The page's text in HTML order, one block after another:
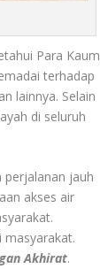
Para Kaum
terhadap
lainnya. Selain
di seluruh
perjalanan jauh
akses air
masyarakat.
Akhirat.